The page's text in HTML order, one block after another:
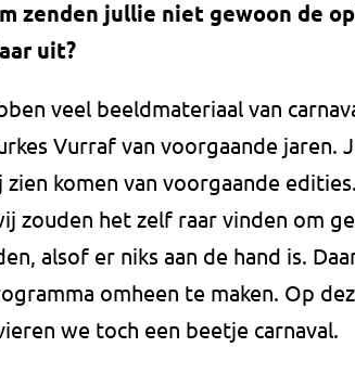
zenden jullie niet gewoon de
uit?
veel beeldmateriaal van
Vurraf van voorgaande jaren.
komen van voorgaande
zouden het zelf raar vinden om
alsof er niks aan de hand is.
omheen te maken. Op
we toch een beetje carnaval.